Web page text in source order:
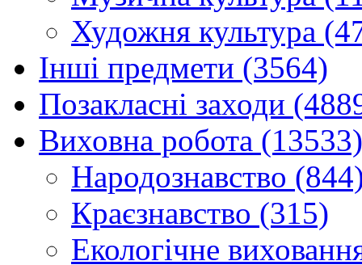
Художня культура
Інші предмети (3564)
Позакласні заходи
Виховна робота (13533)
Народознавство
Краєзнавство (315)
Екологічне